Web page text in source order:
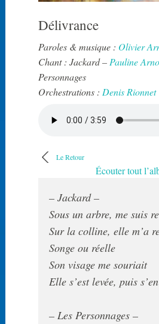
Délivrance
Paroles & musique : Olivier
Chant : Jackard – Pauline
Personnages
Orchestrations : Denis Rionnet
Le Retour
Écouter tout
– Jackard –
Sous un arbre, me suis
Sur la colline, elle m’a
Songe ou réelle
Son visage me souriait
Elle s’est levée, puis
– Les Personnages –